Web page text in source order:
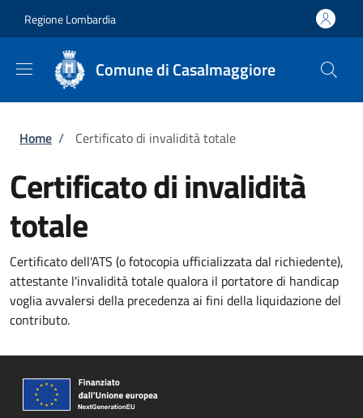
Regione Lombardia
Comune di Casalmaggiore
Briciole di pane
Home / Certificato di invalidità totale
Certificato di invalidità
totale
Certificato dell'ATS (o fotocopia ufficializzata dal richiedente),
attestante l'invalidità totale qualora il portatore di handicap
voglia avvalersi della precedenza ai fini della liquidazione del
contributo.